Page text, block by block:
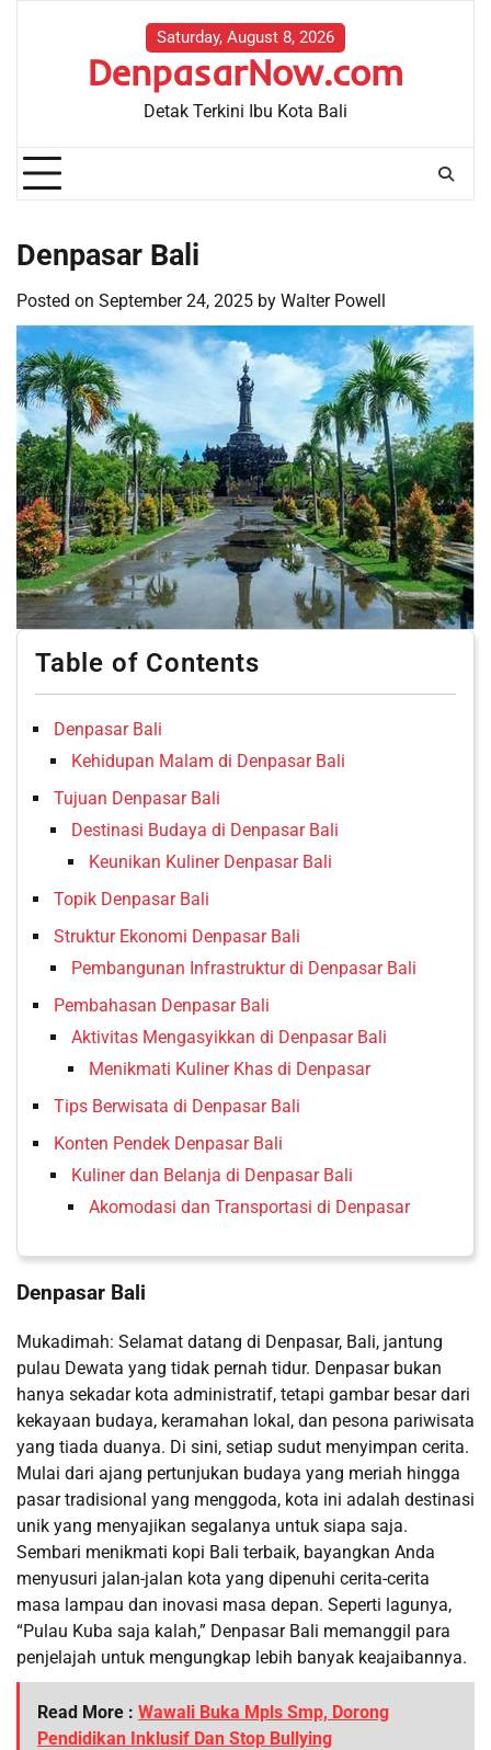
Saturday, August 8, 2026
DenpasarNow.com
Detak Terkini Ibu Kota Bali
Denpasar Bali
Posted on September 24, 2025 by Walter Powell
Table of Contents
Denpasar Bali
Kehidupan Malam di Denpasar Bali
Tujuan Denpasar Bali
Destinasi Budaya di Denpasar Bali
Keunikan Kuliner Denpasar Bali
Topik Denpasar Bali
Struktur Ekonomi Denpasar Bali
Pembangunan Infrastruktur di Denpasar Bali
Pembahasan Denpasar Bali
Aktivitas Mengasyikkan di Denpasar Bali
Menikmati Kuliner Khas di Denpasar
Tips Berwisata di Denpasar Bali
Konten Pendek Denpasar Bali
Kuliner dan Belanja di Denpasar Bali
Akomodasi dan Transportasi di Denpasar
Denpasar Bali
Mukadimah: Selamat datang di Denpasar, Bali, jantung
pulau Dewata yang tidak pernah tidur. Denpasar bukan
hanya sekadar kota administratif, tetapi gambar besar dari
kekayaan budaya, keramahan lokal, dan pesona pariwisata
yang tiada duanya. Di sini, setiap sudut menyimpan cerita.
Mulai dari ajang pertunjukan budaya yang meriah hingga
pasar tradisional yang menggoda, kota ini adalah destinasi
unik yang menyajikan segalanya untuk siapa saja.
Sembari menikmati kopi Bali terbaik, bayangkan Anda
menyusuri jalan-jalan kota yang dipenuhi cerita-cerita
masa lampau dan inovasi masa depan. Seperti lagunya,
“Pulau Kuba saja kalah,” Denpasar Bali memanggil para
penjelajah untuk mengungkap lebih banyak keajaibannya.
Read More : Wawali Buka Mpls Smp, Dorong
Pendidikan Inklusif Dan Stop Bullying